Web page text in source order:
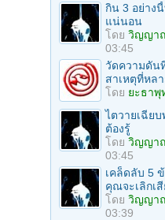
กิน 3 อย่าง
แน่นอน
โดย วิญญา
03:45
วัดความดัน
สาเหตุที่หล
โดย ยะธาพุ
ไตวายเฉีย
ต้องรู้
โดย วิญญา
03:45
เคล็ดลับ 5
คุณจะเลิกเ
โดย วิญญา
03:39